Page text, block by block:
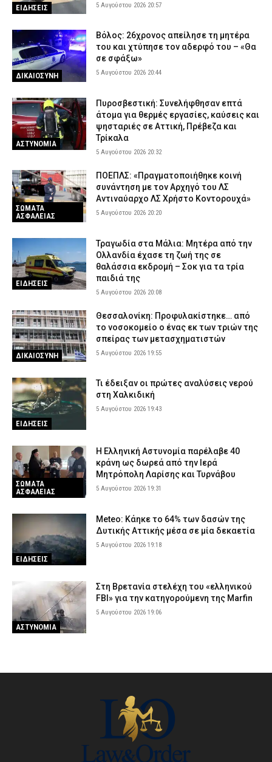
ΕΙΔΗΣΕΙΣ 5 Αυγούστου 2026 20:57
ΔΙΚΑΙΟΣΥΝΗ
Βόλος: 26χρονος απείλησε τη μητέρα
του και χτύπησε τον αδερφό του – «Θα
σε σφάξω»
5 Αυγούστου 2026 20:44
ΑΣΤΥΝΟΜΙΑ
Πυροσβεστική: Συνελήφθησαν επτά
άτομα για θερμές εργασίες, καύσεις και
ψησταριές σε Αττική, Πρέβεζα και
Τρίκαλα
5 Αυγούστου 2026 20:32
ΣΩΜΑΤΑ
ΑΣΦΑΛΕΙΑΣ
ΠΟΕΠΛΣ: «Πραγματοποιήθηκε κοινή
συνάντηση με τον Αρχηγό του ΛΣ
Αντιναύαρχο ΛΣ Χρήστο Κοντορουχά»
5 Αυγούστου 2026 20:20
ΕΙΔΗΣΕΙΣ
Τραγωδία στα Μάλια: Μητέρα από την
Ολλανδία έχασε τη ζωή της σε
θαλάσσια εκδρομή – Σοκ για τα τρία
παιδιά της
5 Αυγούστου 2026 20:08
ΔΙΚΑΙΟΣΥΝΗ
Θεσσαλονίκη: Προφυλακίστηκε… από
το νοσοκομείο ο ένας εκ των τριών της
σπείρας των μετασχηματιστών
5 Αυγούστου 2026 19:55
ΕΙΔΗΣΕΙΣ
Τι έδειξαν οι πρώτες αναλύσεις νερού
στη Χαλκιδική
5 Αυγούστου 2026 19:43
ΣΩΜΑΤΑ
ΑΣΦΑΛΕΙΑΣ
Η Ελληνική Αστυνομία παρέλαβε 40
κράνη ως δωρεά από την Ιερά
Μητρόπολη Λαρίσης και Τυρνάβου
5 Αυγούστου 2026 19:31
ΕΙΔΗΣΕΙΣ
Meteo: Κάηκε το 64% των δασών της
Δυτικής Αττικής μέσα σε μία δεκαετία
5 Αυγούστου 2026 19:18
ΑΣΤΥΝΟΜΙΑ
Στη Βρετανία στελέχη του «ελληνικού
FBI» για την κατηγορούμενη της Marfin
5 Αυγούστου 2026 19:06